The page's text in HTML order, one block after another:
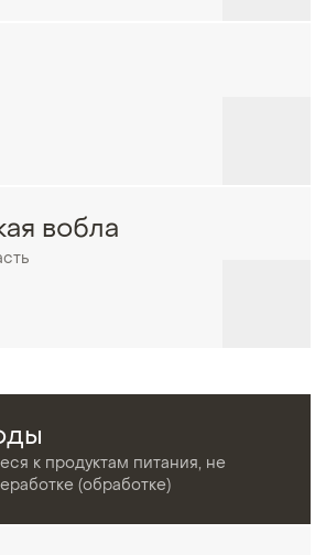
вобла
к продуктам питания, не
(обработке)